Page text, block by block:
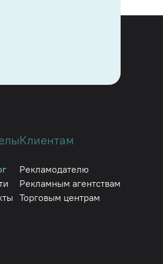
Клиентам
Рекламодателю
Рекламным агентствам
Торговым центрам